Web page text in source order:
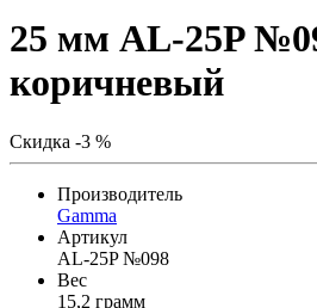
25 мм AL-25P
коричневый
Скидка -3 %
Производитель
Gamma
Артикул
AL-25P №098
Вес
15,2 грамм